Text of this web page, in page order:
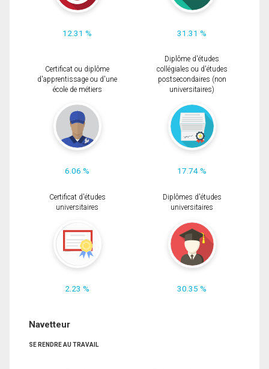
12.31 % 31.31 %
Certificat ou diplôme
d'apprentissage ou d'une
école de métiers
6.06 %
Diplôme d'études
collégiales ou d'études
postsecondaires (non
universitaires)
17.74 %
Certificat d'études
universitaires
2.23 %
Diplômes d'études
universitaires
30.35 %
Navetteur
SE RENDRE AU TRAVAIL